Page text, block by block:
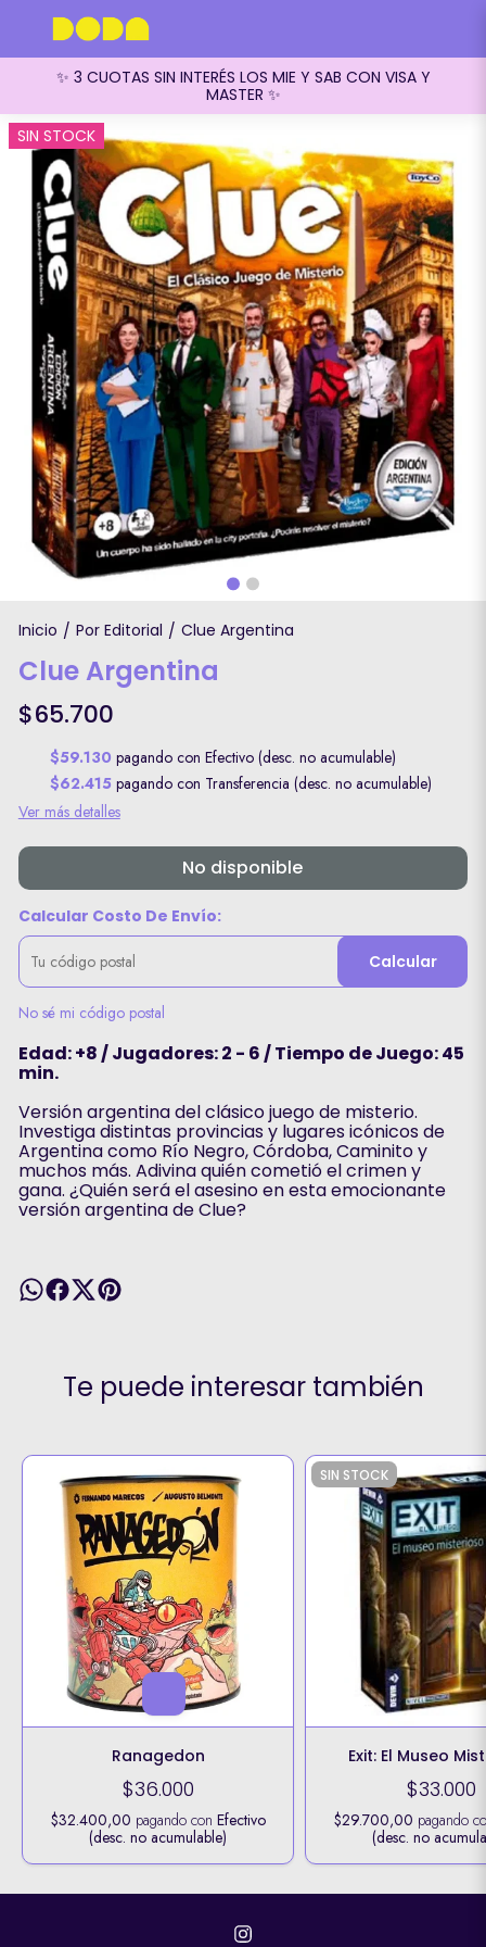
✨ 3 CUOTAS SIN INTERÉS LOS MIE Y SAB CON VISA Y
MASTER ✨
SIN STOCK
Inicio / Por Editorial / Clue Argentina
Clue Argentina
$65.700
$59.130 pagando con Efectivo (desc. no acumulable)
$62.415 pagando con Transferencia (desc. no acumulable)
Ver más detalles
No disponible
Calcular Costo De Envío:
Calcular
No sé mi código postal
Edad: +8 / Jugadores: 2 - 6 / Tiempo de Juego: 45
min.
Versión argentina del clásico juego de misterio.
Investiga distintas provincias y lugares icónicos de
Argentina como Río Negro, Córdoba, Caminito y
muchos más. Adivina quién cometió el crimen y
gana. ¿Quién será el asesino en esta emocionante
versión argentina de Clue?
Te puede interesar también
Ranagedon
$36.000
$32.400,00 pagando con Efectivo
(desc. no acumulable)
SIN STOCK
Exit: El Museo
$33.000
$29.700,00 pagando
(desc. no